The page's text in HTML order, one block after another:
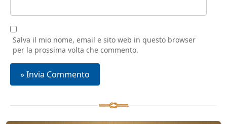
Salva il mio nome, email e sito web in questo browser
per la prossima volta che commento.